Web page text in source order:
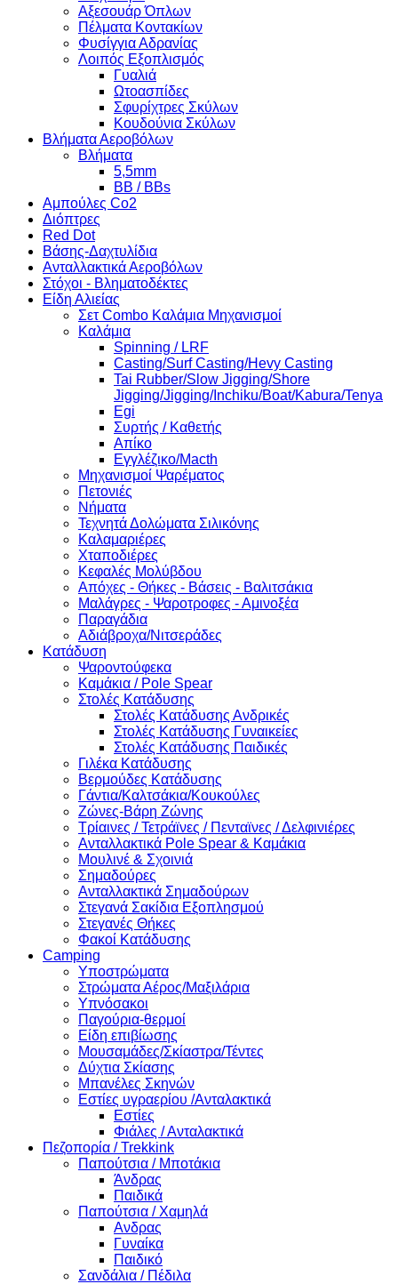
Αξεσουάρ Όπλων
Πέλματα Κοντακίων
Φυσίγγια Αδρανίας
Λοιπός Εξοπλισμός
Γυαλιά
Ωτοασπίδες
Σφυρίχτρες Σκύλων
Κουδούνια Σκύλων
Βλήματα Αεροβόλων
Βλήματα
5,5mm
BB / BBs
Αμπούλες Co2
Διόπτρες
Red Dot
Βάσης-Δαχτυλίδια
Ανταλλακτικά Αεροβόλων
Στόχοι - Βληματοδέκτες
Είδη Αλιείας
Σετ Combo Καλάμια Μηχανισμοί
Καλάμια
Spinning / LRF
Casting/Surf Casting/Hevy Casting
Tai Rubber/Slow Jigging/Shore
Jigging/Jigging/Inchiku/Boat/Kabura/Tenya
Egi
Συρτής / Καθετής
Απίκο
Εγγλέζικο/Macth
Μηχανισμοί Ψαρέματος
Πετονιές
Νήματα
Τεχνητά Δολώματα Σιλικόνης
Καλαμαριέρες
Χταποδιέρες
Κεφαλές Μολύβδου
Απόχες - Θήκες - Βάσεις - Βαλιτσάκια
Μαλάγρες - Ψαροτροφες - Αμινοξέα
Παραγάδια
Αδιάβροχα/Νιτσεράδες
Κατάδυση
Ψαροντούφεκα
Καμάκια / Pole Spear
Στολές Κατάδυσης
Στολές Κατάδυσης Ανδρικές
Στολές Κατάδυσης Γυναικείες
Στολές Κατάδυσης Παιδικές
Γιλέκα Κατάδυσης
Βερμούδες Κατάδυσης
Γάντια/Καλτσάκια/Κουκούλες
Ζώνες-Βάρη Ζώνης
Τρίαινες / Τετράϊνες / Πενταϊνες / Δελφινιέρες
Ανταλλακτικά Pole Spear & Καμάκια
Μουλινέ & Σχοινιά
Σημαδούρες
Ανταλλακτικά Σημαδούρων
Στεγανά Σακίδια Εξοπλησμού
Στεγανές Θήκες
Φακοί Κατάδυσης
Camping
Υποστρώματα
Στρώματα Αέρος/Μαξιλάρια
Υπνόσακοι
Παγούρια-θερμοί
Είδη επιβίωσης
Μουσαμάδες/Σκίαστρα/Τέντες
Δύχτια Σκίασης
Μπανέλες Σκηνών
Εστίες υγραερίου /Ανταλακτικά
Εστίες
Φιάλες / Ανταλακτικά
Πεζοπορία / Trekkink
Παπούτσια / Μποτάκια
Άνδρας
Παιδικά
Παπούτσια / Χαμηλά
Ανδρας
Γυναίκα
Παιδικό
Σανδάλια / Πέδιλα